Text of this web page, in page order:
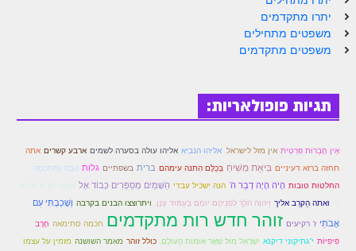
תרומות
לאתר הבית
לבלוג הרב
לאתר ספר הרב
לדף היומי בתע"ס
הזמן סט זוהר
ספרים להורדה
יתרו מתקדמים
משפטים מתחילים
משפטים מתקדמים
תגיות פופולאריות:
אֵין חֲבֵרוּת פּרַטִית אין מזל לישראל. אליהו הנביא אליהו עולה בסערה לשמים ארבע קשרים אתה
תחזה ברזא דעיניים בִּיאַת מְשִׁיחַ בְּכֻלָּם הִתנה עימהם ברית בשפתיים גלות הָבָה נִתְחַכְּמָה
החלטות טובות הָיׂה הָיָה דְבַר ה' הנה ישכיל עבדי הַשָּׁמַיִם מְסַפְּרִים כְּבוֹד אֵל
וְאַנְשֵׁי קֹדֶשׁ תִּהְיוּן
ואתה הַקרֵב אליך וַיהוָה הֹלֵךְ לִפְנֵיהֶם יוֹמָם בְּעַמּוּד עָנָן. ויתרוצצו הבנים בקרבה וְשָׁכַבְתִּי עִם
אֲבֹתַי ז' רקיעים זוהר חדש רות מתקדמים חכמה סתימאה חֶרֶב
פִּיפִיּוֹת י"גתיקוני דיקנא יִשְׂרָאֵל מוּל שְׁאָר אוּמּוֹת הָעוֹלָם. כולל זוהר מאמר השושנה מזמין על עצמו